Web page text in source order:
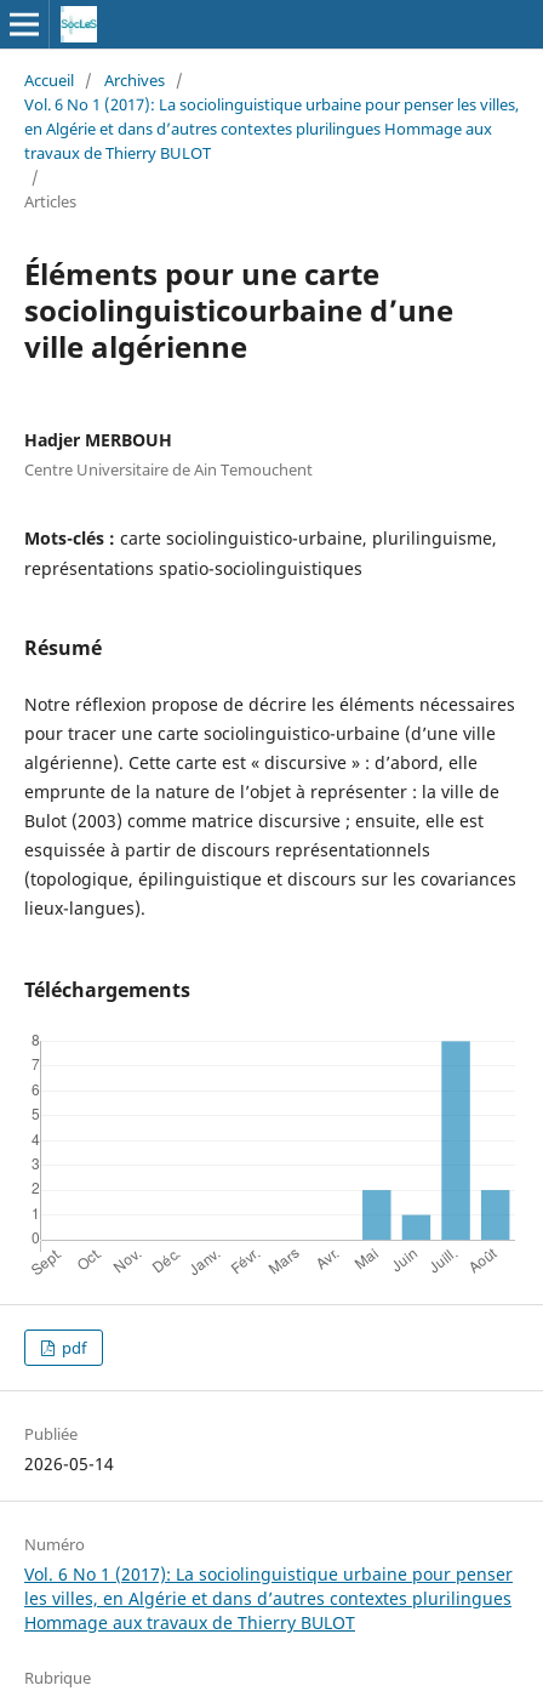
Accueil / Archives /
Vol. 6 No 1 (2017): La sociolinguistique urbaine pour penser les villes,
en Algérie et dans d’autres contextes plurilingues Hommage aux
travaux de Thierry BULOT
/
Articles
Éléments pour une carte
sociolinguisticourbaine d’une
ville algérienne
Hadjer MERBOUH
Centre Universitaire de Ain Temouchent
Mots-clés : carte sociolinguistico-urbaine, plurilinguisme,
représentations spatio-sociolinguistiques
Résumé
Notre réflexion propose de décrire les éléments nécessaires
pour tracer une carte sociolinguistico-urbaine (d’une ville
algérienne). Cette carte est « discursive » : d’abord, elle
emprunte de la nature de l’objet à représenter : la ville de
Bulot (2003) comme matrice discursive ; ensuite, elle est
esquissée à partir de discours représentationnels
(topologique, épilinguistique et discours sur les covariances
lieux-langues).
Téléchargements
pdf
Publiée
2026-05-14
Numéro
Vol. 6 No 1 (2017): La sociolinguistique urbaine pour penser
les villes, en Algérie et dans d’autres contextes plurilingues
Hommage aux travaux de Thierry BULOT
Rubrique